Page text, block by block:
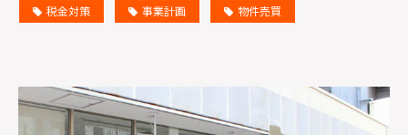
サービス説明動画
税金対策
事業計画 物件売買